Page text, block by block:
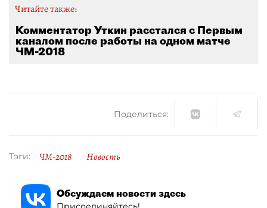
Читайте также:
Комментатор Уткин расстался с Первым
каналом после работы на одном матче
ЧМ-2018
Поделиться:
Тэги: ЧМ-2018 Новость
Обсуждаем новости здесь